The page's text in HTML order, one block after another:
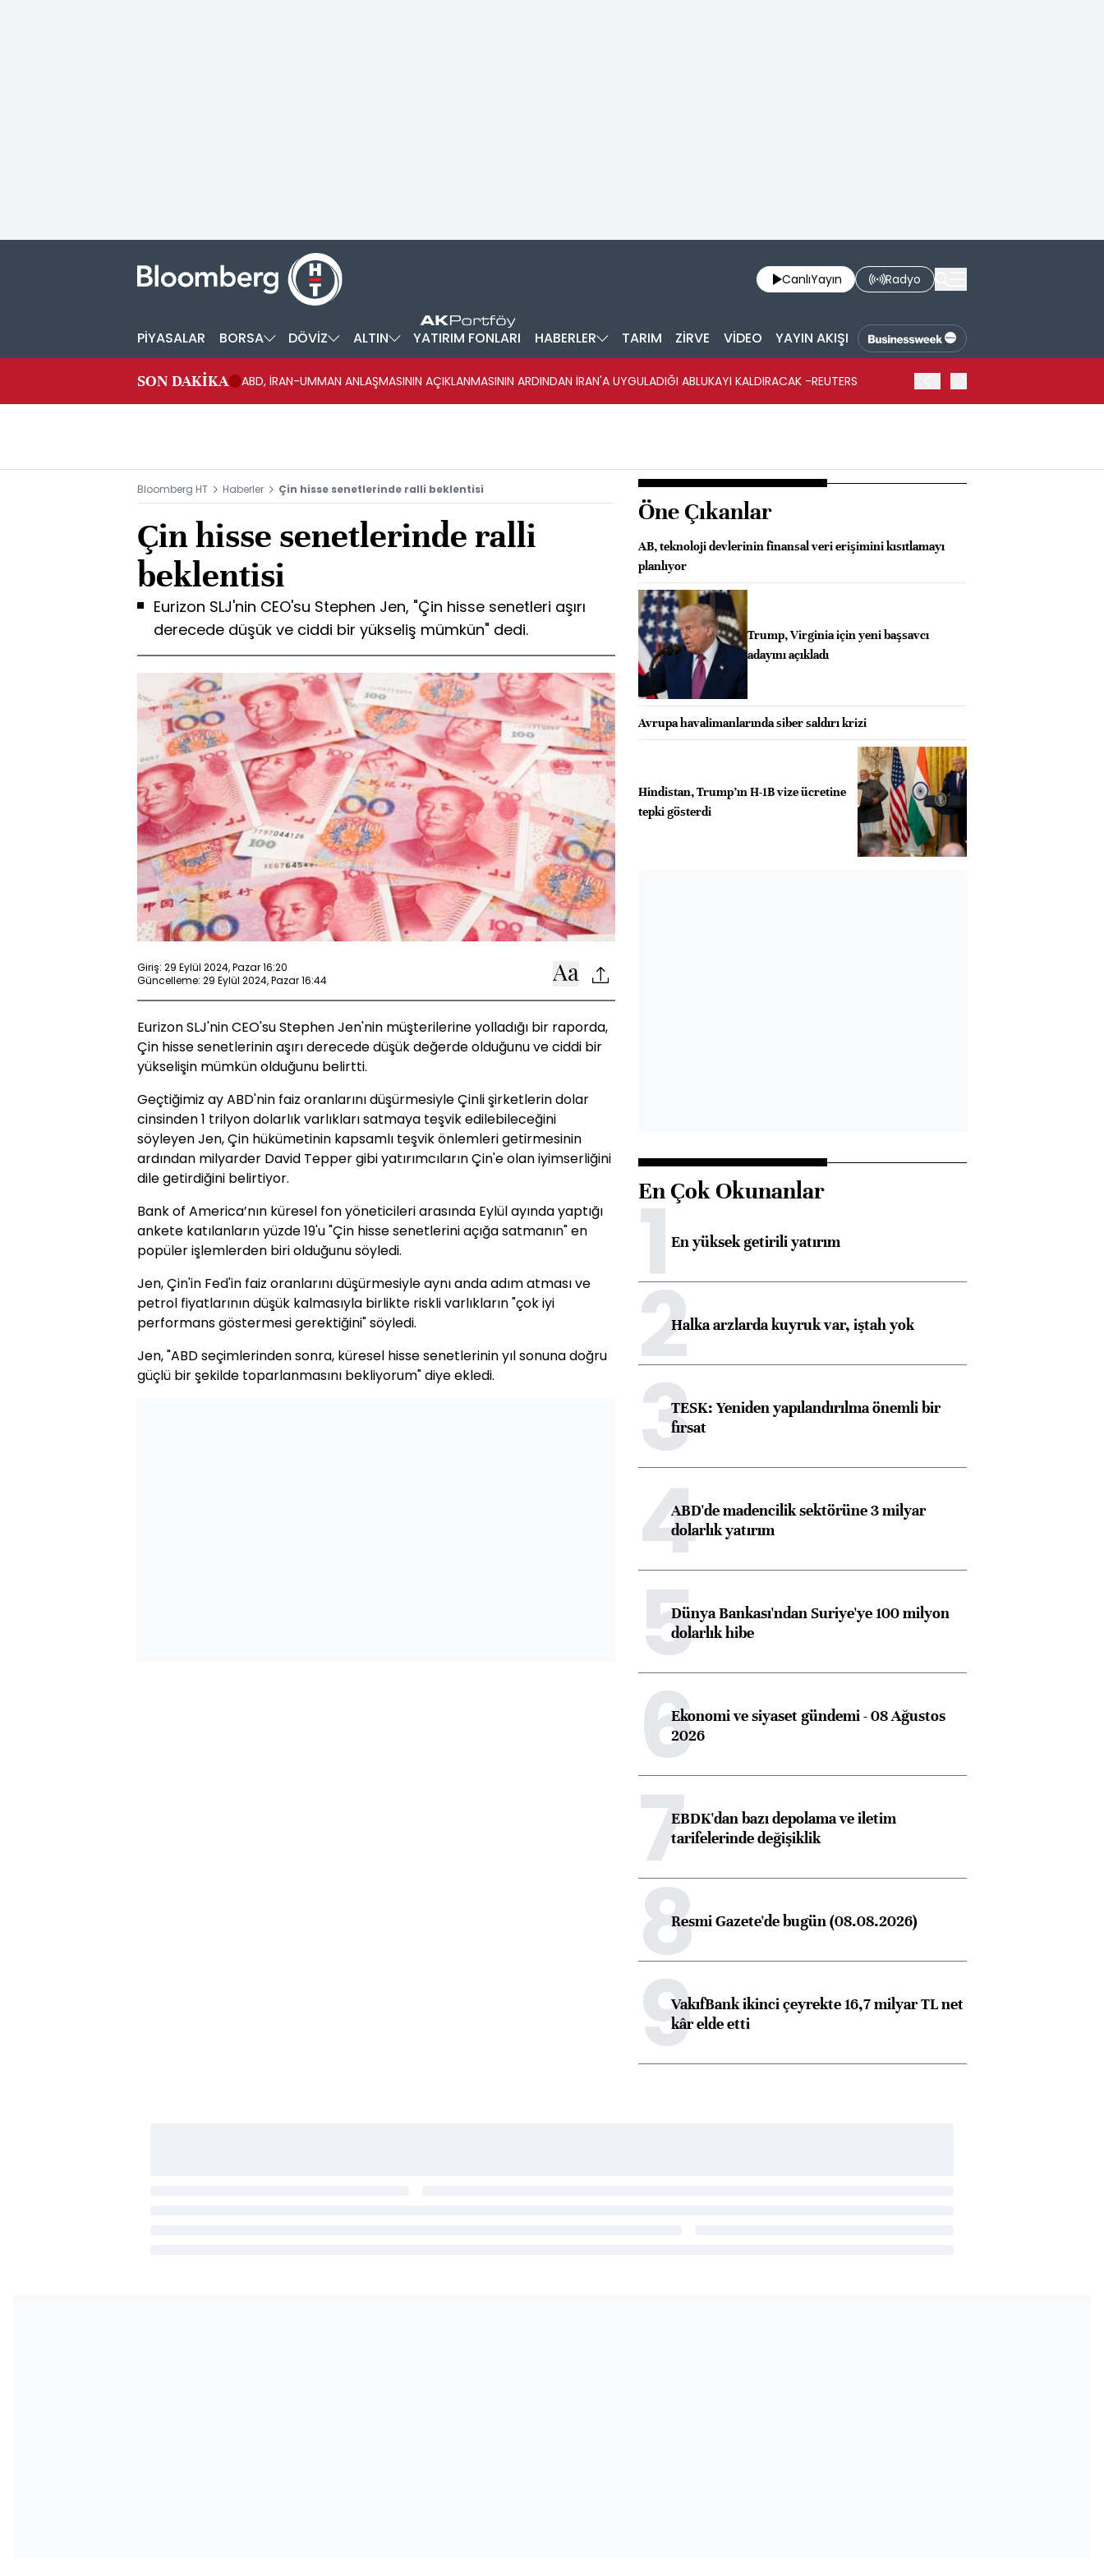
CanlıYayın Radyo
PİYASALAR BORSA DÖVİZ ALTIN YATIRIM FONLARI HABERLER TARIM ZİRVE VİDEO YAYIN AKIŞI
SON DAKİKA ABD, İRAN-UMMAN ANLAŞMASININ AÇIKLANMASININ ARDINDAN İRAN'A UYGULADIĞI ABLUKAYI KALDIRACAK -REUTERS
Bloomberg HT Haberler Çin hisse senetlerinde ralli beklentisi
Çin hisse senetlerinde ralli
beklentisi
Eurizon SLJ'nin CEO'su Stephen Jen, "Çin hisse senetleri aşırı
derecede düşük ve ciddi bir yükseliş mümkün" dedi.
Giriş: 29 Eylül 2024, Pazar 16:20
Güncelleme: 29 Eylül 2024, Pazar 16:44
Eurizon SLJ'nin CEO'su Stephen Jen'nin müşterilerine yolladığı bir raporda,
Çin hisse senetlerinin aşırı derecede düşük değerde olduğunu ve ciddi bir
yükselişin mümkün olduğunu belirtti.
Geçtiğimiz ay ABD'nin faiz oranlarını düşürmesiyle Çinli şirketlerin dolar
cinsinden 1 trilyon dolarlık varlıkları satmaya teşvik edilebileceğini
söyleyen Jen, Çin hükümetinin kapsamlı teşvik önlemleri getirmesinin
ardından milyarder David Tepper gibi yatırımcıların Çin'e olan iyimserliğini
dile getirdiğini belirtiyor.
Bank of America’nın küresel fon yöneticileri arasında Eylül ayında yaptığı
ankete katılanların yüzde 19'u "Çin hisse senetlerini açığa satmanın" en
popüler işlemlerden biri olduğunu söyledi.
Jen, Çin'in Fed'in faiz oranlarını düşürmesiyle aynı anda adım atması ve
petrol fiyatlarının düşük kalmasıyla birlikte riskli varlıkların "çok iyi
performans göstermesi gerektiğini" söyledi.
Jen, "ABD seçimlerinden sonra, küresel hisse senetlerinin yıl sonuna doğru
güçlü bir şekilde toparlanmasını bekliyorum" diye ekledi.
Öne Çıkanlar
AB, teknoloji devlerinin finansal veri erişimini kısıtlamayı
planlıyor
Trump, Virginia için yeni başsavcı
adayını açıkladı
Avrupa havalimanlarında siber saldırı krizi
Hindistan, Trump’ın H-1B vize ücretine
tepki gösterdi
En Çok Okunanlar
1En yüksek getirili yatırım
2Halka arzlarda kuyruk var, iştah yok
3TESK: Yeniden yapılandırılma önemli bir
fırsat
4ABD'de madencilik sektörüne 3 milyar
dolarlık yatırım
5Dünya Bankası'ndan Suriye'ye 100 milyon
dolarlık hibe
6Ekonomi ve siyaset gündemi - 08 Ağustos
2026
7EBDK'dan bazı depolama ve iletim
tarifelerinde değişiklik
8Resmi Gazete'de bugün (08.08.2026)
9VakıfBank ikinci çeyrekte 16,7 milyar TL net
kâr elde etti